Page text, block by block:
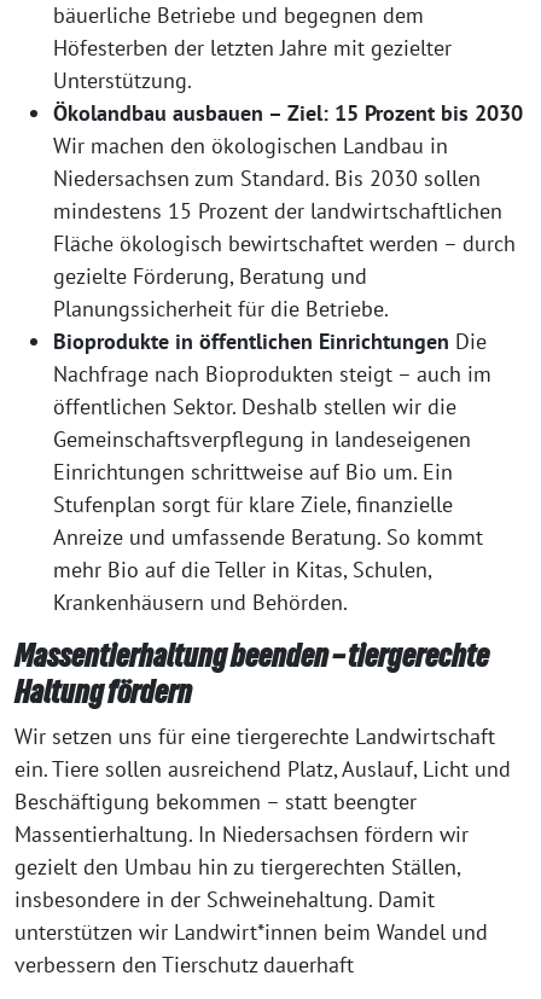
bäuerliche Betriebe und begegnen dem
Höfesterben der letzten Jahre mit gezielter
Unterstützung.
Ökolandbau ausbauen – Ziel: 15 Prozent bis 2030
Wir machen den ökologischen Landbau in
Niedersachsen zum Standard. Bis 2030 sollen
mindestens 15 Prozent der landwirtschaftlichen
Fläche ökologisch bewirtschaftet werden – durch
gezielte Förderung, Beratung und
Planungssicherheit für die Betriebe.
Bioprodukte in öffentlichen Einrichtungen Die
Nachfrage nach Bioprodukten steigt – auch im
öffentlichen Sektor. Deshalb stellen wir die
Gemeinschaftsverpflegung in landeseigenen
Einrichtungen schrittweise auf Bio um. Ein
Stufenplan sorgt für klare Ziele, finanzielle
Anreize und umfassende Beratung. So kommt
mehr Bio auf die Teller in Kitas, Schulen,
Krankenhäusern und Behörden.
Massentierhaltung beenden – tiergerechte
Haltung fördern
Wir setzen uns für eine tiergerechte Landwirtschaft
ein. Tiere sollen ausreichend Platz, Auslauf, Licht und
Beschäftigung bekommen – statt beengter
Massentierhaltung. In Niedersachsen fördern wir
gezielt den Umbau hin zu tiergerechten Ställen,
insbesondere in der Schweinehaltung. Damit
unterstützen wir Landwirt*innen beim Wandel und
verbessern den Tierschutz dauerhaft